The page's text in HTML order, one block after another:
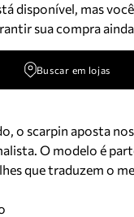
disponível, mas
sua compra
Buscar em lojas
o scarpin aposta
O modelo é
que traduzem o